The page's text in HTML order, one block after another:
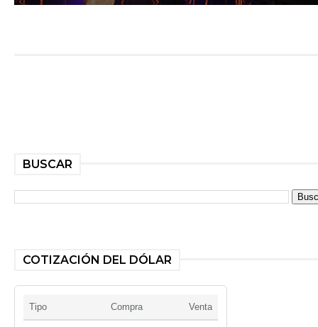
BUSCAR
COTIZACIÓN DEL DÓLAR
Tipo Compra Venta